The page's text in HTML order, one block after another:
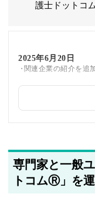
護士ドットコ
2025年6月20日
関連企業の紹介を追
筆者情報を更新しま
専門家と一般
トコムⓇ」を